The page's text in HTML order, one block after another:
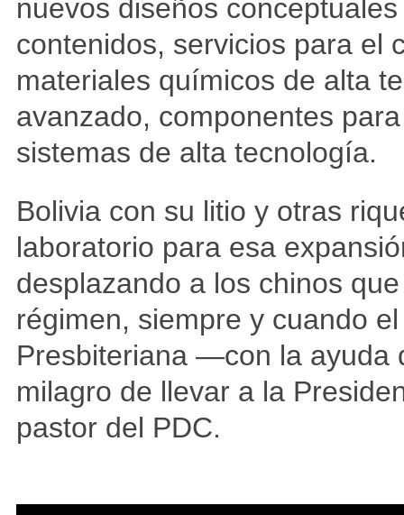
nuevos diseños
contenidos, servicios para el
materiales químicos de alta
avanzado, componentes
sistemas de alta tecnología.
Bolivia con su litio y otras
laboratorio para esa
desplazando a los chinos
régimen, siempre y cuando
Presbiteriana —con la ayuda
milagro de llevar a la
pastor del PDC.